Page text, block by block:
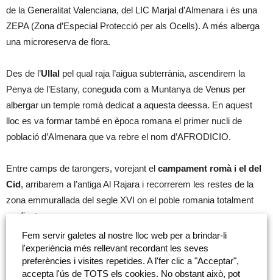
de la Generalitat Valenciana, del LIC Marjal d’Almenara i és una
ZEPA (Zona d’Especial Protecció per als Ocells). A més alberga
una microreserva de flora.
Des de l’Ullal pel qual raja l’aigua subterrània, ascendirem la
Penya de l’Estany, coneguda com a Muntanya de Venus per
albergar un temple romà dedicat a aquesta deessa. En aquest
lloc es va formar també en època romana el primer nucli de
població d’Almenara que va rebre el nom d’AFRODICIO.
Entre camps de tarongers, vorejant el campament romà i el del
Cid, arribarem a l’antiga Al Rajara i recorrerem les restes de la
zona emmurallada del segle XVI on el poble romania totalment
confinat.
Despréspujarem al Castell àrab on va romandre el rei Jaume
durant tres anys fins que va finalitzar la reconquesta del Regne
Fem servir galetes al nostre lloc web per a brindar-li
l'experiència més rellevant recordant les seves
preferències i visites repetides. A l'fer clic a "Acceptar",
accepta l'ús de TOTS els cookies. No obstant això, pot